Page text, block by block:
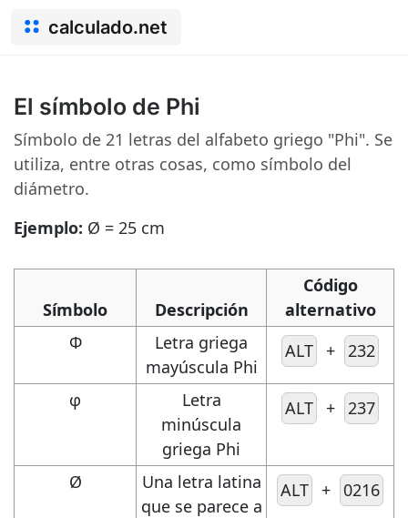
calculado.net
El símbolo de Phi
Símbolo de 21 letras del alfabeto griego "Phi". Se
utiliza, entre otras cosas, como símbolo del
diámetro.
Ejemplo: Ø = 25 cm
Símbolo Descripción
Código
alternativo
Φ
Letra griega
mayúscula Phi
ALT + 232
φ
Letra
minúscula
griega Phi
ALT + 237
Ø
Una letra latina
que se parece a
ALT + 0216